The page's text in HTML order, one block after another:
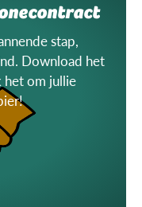
stap,
Download het
het om jullie